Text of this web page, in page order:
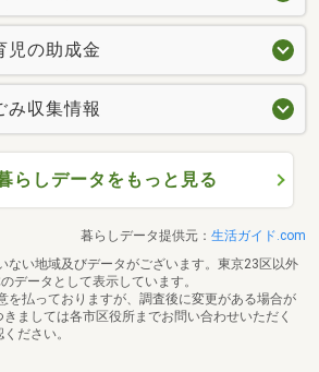
児の助成金
み収集情報
らしデータをもっと見る
暮らしデータ提供元： 生活ガイド.com
ない地域及びデータがございます。東京23区以外
データとして表示しています。
を払っておりますが、調査後に変更がある場合が
ましては各市区役所までお問い合わせいただく
ださい。